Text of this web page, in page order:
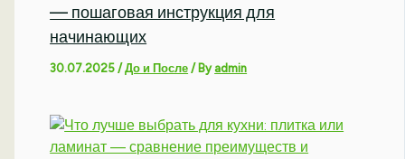
— пошаговая инструкция для
начинающих
30.07.2025/До и После / Byadmin